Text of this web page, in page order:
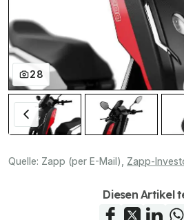
28
Quelle: Zapp (per E-Mail) Zapp-
Diesen Artikel